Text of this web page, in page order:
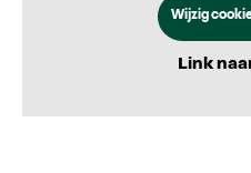
Wijzig
Link